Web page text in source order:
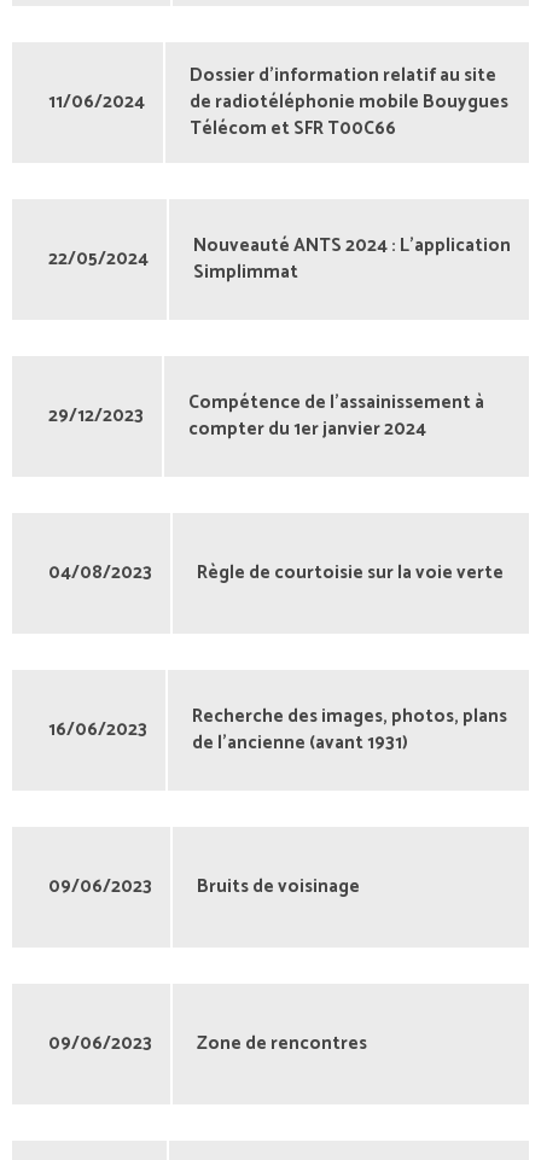
11/06/2024
Dossier d'information relatif au site
de radiotéléphonie mobile Bouygues
Télécom et SFR T00C66
22/05/2024
Nouveauté ANTS 2024 : L'application
Simplimmat
29/12/2023
Compétence de l'assainissement à
compter du 1er janvier 2024
04/08/2023 Règle de courtoisie sur la voie verte
16/06/2023
Recherche des images, photos, plans
de l’ancienne (avant 1931)
09/06/2023 Bruits de voisinage
09/06/2023 Zone de rencontres